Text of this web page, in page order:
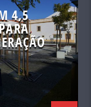
4,5